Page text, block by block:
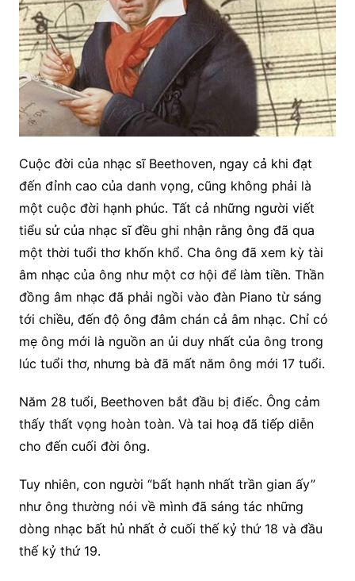
Cuộc đời của nhạc sĩ Beethoven, ngay cả khi đạt
đến đỉnh cao của danh vọng, cũng không phải là
một cuộc đời hạnh phúc. Tất cả những người viết
tiểu sử của nhạc sĩ đều ghi nhận rằng ông đã qua
một thời tuổi thơ khốn khổ. Cha ông đã xem kỳ tài
âm nhạc của ông như một cơ hội để làm tiền. Thần
đồng âm nhạc đã phải ngồi vào đàn Piano từ sáng
tới chiều, đến độ ông đâm chán cả âm nhạc. Chỉ có
mẹ ông mới là nguồn an ủi duy nhất của ông trong
lúc tuổi thơ, nhưng bà đã mất năm ông mới 17 tuổi.
Năm 28 tuổi, Beethoven bắt đầu bị điếc. Ông cảm
thấy thất vọng hoàn toàn. Và tai hoạ đã tiếp diễn
cho đến cuối đời ông.
Tuy nhiên, con người “bất hạnh nhất trần gian ấy”
như ông thường nói về mình đã sáng tác những
dòng nhạc bất hủ nhất ở cuối thế kỷ thứ 18 và đầu
thế kỷ thứ 19.